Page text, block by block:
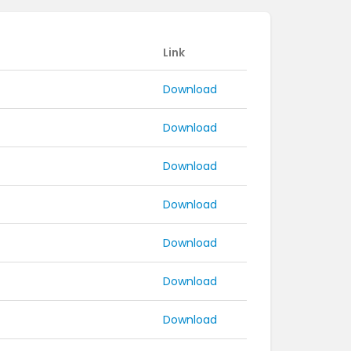
Link
Download
Download
Download
Download
Download
Download
Download